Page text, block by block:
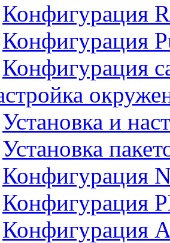
Конфигурация
Конфигурация
Конфигурация
Установка и
Установка
Конфигурация
Конфигурация
Конфигурация